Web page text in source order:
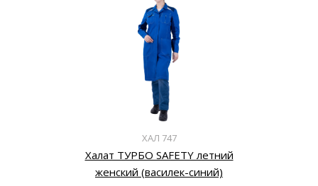
ХАЛ 747
Халат ТУРБО SAFETY летний
женский (василек-синий)